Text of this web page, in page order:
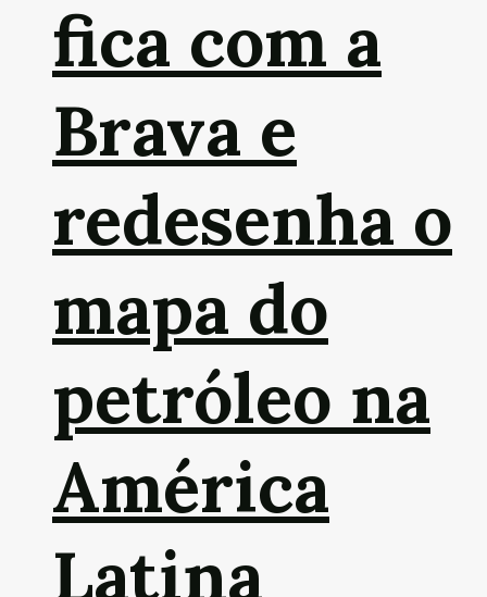
fica com a
Brava e
redesenha o
mapa do
petróleo na
América
Latina